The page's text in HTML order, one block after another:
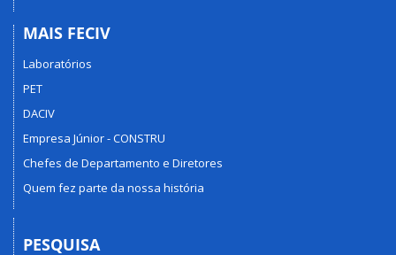
MAIS FECIV
Laboratórios
PET
DACIV
Empresa Júnior - CONSTRU
Chefes de Departamento e Diretores
Quem fez parte da nossa história
PESQUISA